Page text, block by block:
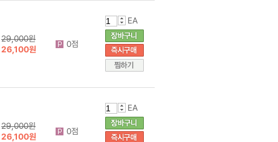
29,000원
26,100원
0점
EA
29,000원
26,100원
0점
EA